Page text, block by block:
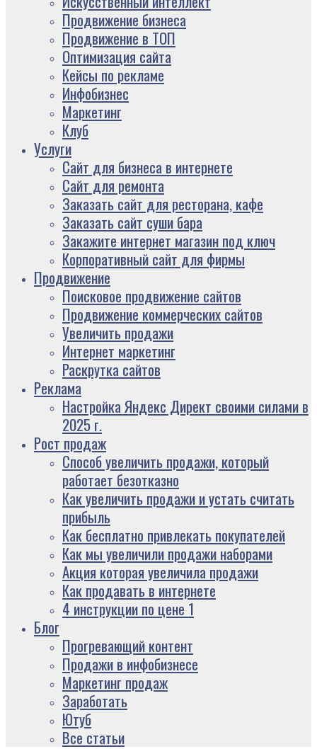
Продвижение бизнеса
Продвижение в ТОП
Оптимизация сайта
Кейсы по рекламе
Инфобизнес
Маркетинг
Клуб
Услуги
Сайт для бизнеса в интернете
Сайт для ремонта
Заказать сайт для ресторана, кафе
Заказать сайт суши бара
Закажите интернет магазин под ключ
Корпоративный сайт для фирмы
Продвижение
Поисковое продвижение сайтов
Продвижение коммерческих сайтов
Увеличить продажи
Интернет маркетинг
Раскрутка сайтов
Реклама
Настройка Яндекс Директ своими силами в
2025 г.
Рост продаж
Способ увеличить продажи, который
работает безотказно
Как увеличить продажи и устать считать
прибыль
Как бесплатно привлекать покупателей
Как мы увеличили продажи наборами
Акция которая увеличила продажи
Как продавать в интернете
4 инструкции по цене 1
Блог
Прогревающий контент
Продажи в инфобизнесе
Маркетинг продаж
Заработать
Ютуб
Все статьи